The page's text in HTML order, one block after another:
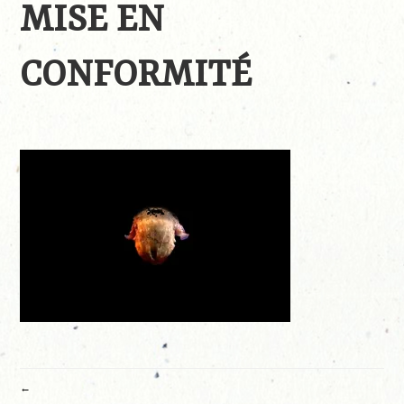
MISE EN
CONFORMITÉ
NAVIGATION